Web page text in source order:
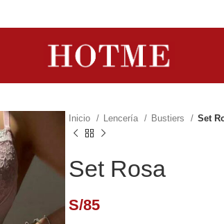
Inicio Lencería Bustiers Set
Set Rosa
S/85